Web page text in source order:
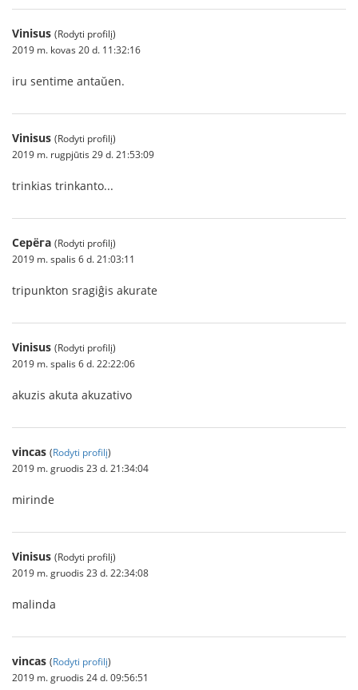
Vinisus (Rodyti profilį)
2019 m. kovas 20 d. 11:32:16
iru sentime antaŭen.
Vinisus (Rodyti profilį)
2019 m. rugpjūtis 29 d. 21:53:09
trinkias trinkanto...
Серёга (Rodyti profilį)
2019 m. spalis 6 d. 21:03:11
tripunkton sragiĝis akurate
Vinisus (Rodyti profilį)
2019 m. spalis 6 d. 22:22:06
akuzis akuta akuzativo
vincas (Rodyti profilį)
2019 m. gruodis 23 d. 21:34:04
mirinde
Vinisus (Rodyti profilį)
2019 m. gruodis 23 d. 22:34:08
malinda
vincas (Rodyti profilį)
2019 m. gruodis 24 d. 09:56:51